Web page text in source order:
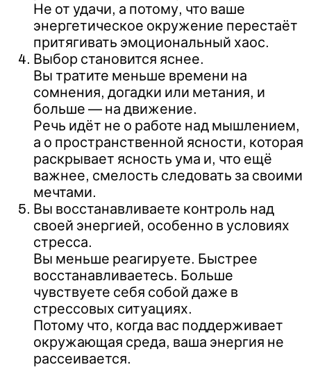
Не от удачи, а потому, что ваше
энергетическое окружение перестаёт
притягивать эмоциональный хаос.
Выбор становится яснее.
Вы тратите меньше времени на
сомнения, догадки или метания, и
больше — на движение.
Речь идёт не о работе над мышлением,
а о пространственной ясности, которая
раскрывает ясность ума и, что ещё
важнее, смелость следовать за своими
мечтами.
Вы восстанавливаете контроль над
своей энергией, особенно в условиях
стресса.
Вы меньше реагируете. Быстрее
восстанавливаетесь. Больше
чувствуете себя собой даже в
стрессовых ситуациях.
Потому что, когда вас поддерживает
окружающая среда, ваша энергия не
рассеивается.